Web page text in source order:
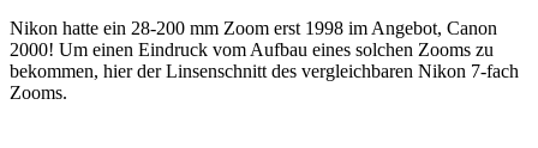
Nikon hatte ein 28-200 mm Zoom erst 1998 im Angebot, Canon
2000! Um einen Eindruck vom Aufbau eines solchen Zooms zu
bekommen, hier der Linsenschnitt des vergleichbaren Nikon 7-fach
Zooms.